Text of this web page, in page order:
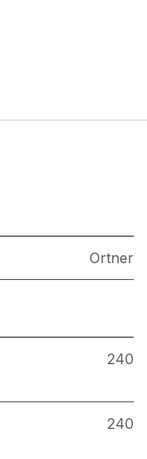
Ortner
240
240